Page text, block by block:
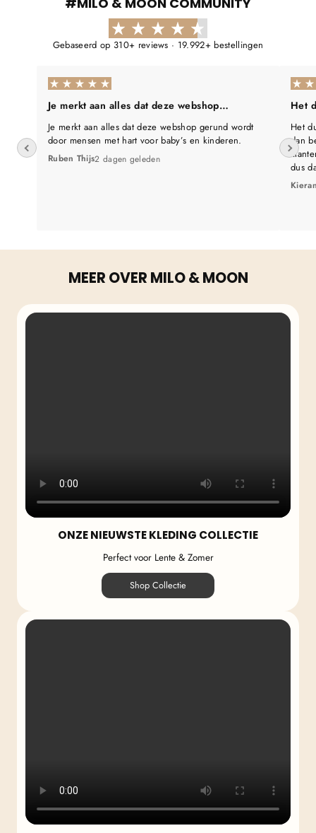
Gebaseerd op 310+ reviews · 19.992+ bestellingen
Je merkt aan alles dat deze webshop…
Je merkt aan alles dat deze webshop gerund wordt
door mensen met hart voor baby’s en kinderen.
Ruben Thijs2 dagen geleden
Het
Het
dan
dus
MEER OVER MILO & MOON
ONZE NIEUWSTE KLEDING COLLECTIE
Perfect voor Lente & Zomer
Shop Collectie